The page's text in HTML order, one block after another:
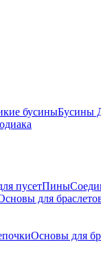
бусиныБусины
пусетПины
для
Основы для